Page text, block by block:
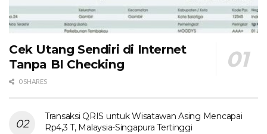
Cek Utang Sendiri di Internet
Tanpa BI Checking
0 SHARES
Transaksi QRIS untuk Wisatawan Asing Mencapai
Rp4,3 T, Malaysia-Singapura Tertinggi